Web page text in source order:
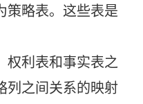
策略表。这些表是
权利表和事实表之
列之间关系的映射